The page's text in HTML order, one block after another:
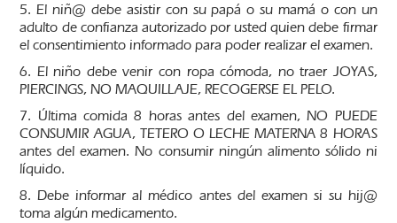
5. El niñ@ debe asistir con su papá o su mamá o con un
adulto de confianza autorizado por usted quien debe firmar
el consentimiento informado para poder realizar el examen.
6. El niño debe venir con ropa cómoda, no traer JOYAS,
PIERCINGS, NO MAQUILLAJE, RECOGERSE EL PELO.
7. Última comida 8 horas antes del examen, NO PUEDE
CONSUMIR AGUA, TETERO O LECHE MATERNA 8 HORAS
antes del examen. No consumir ningún alimento sólido ni
líquido.
8. Debe informar al médico antes del examen si su hij@
toma algún medicamento.